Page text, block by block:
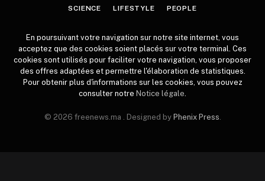
SCIENCE LIFESTYLE PEOPLE
En poursuivant votre navigation sur notre site internet, vous
acceptez que des cookies soient placés sur votre terminal. Ces
cookies sont utilisés pour faciliter votre navigation, vous proposer
des offres adaptées et permettre l'élaboration de statistiques.
Pour obtenir plus d'informations sur les cookies, vous pouvez
consulter notre Notice légale
© 2026 freenews.ma . Designed by Phenix Press